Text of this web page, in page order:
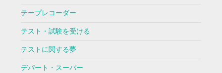
テープレコーダー
テスト・試験を受ける
テストに関する夢
デパート・スーパー